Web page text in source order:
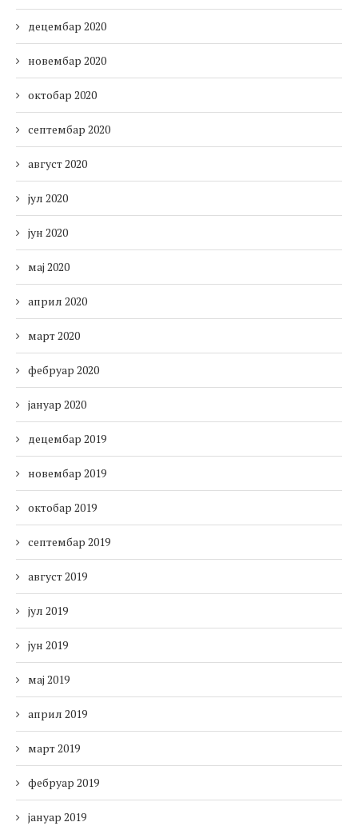
децембар 2020
новембар 2020
октобар 2020
септембар 2020
август 2020
јул 2020
јун 2020
мај 2020
април 2020
март 2020
фебруар 2020
јануар 2020
децембар 2019
новембар 2019
октобар 2019
септембар 2019
август 2019
јул 2019
јун 2019
мај 2019
април 2019
март 2019
фебруар 2019
јануар 2019